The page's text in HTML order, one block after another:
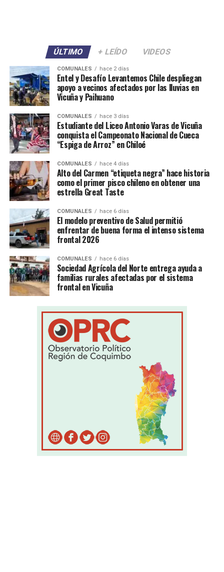
ÚLTIMO + LEÍDO VIDEOS
COMUNALES hace 2 días
Entel y Desafío Levantemos Chile despliegan
apoyo a vecinos afectados por las lluvias en
Vicuña y Paihuano
COMUNALES hace 3 días
Estudiante del Liceo Antonio Varas de Vicuña
conquista el Campeonato Nacional de Cueca
“Espiga de Arroz” en Chiloé
COMUNALES hace 4 días
Alto del Carmen “etiqueta negra” hace historia
como el primer pisco chileno en obtener una
estrella Great Taste
COMUNALES hace 6 días
El modelo preventivo de Salud permitió
enfrentar de buena forma el intenso sistema
frontal 2026
COMUNALES hace 6 días
Sociedad Agrícola del Norte entrega ayuda a
familias rurales afectadas por el sistema
frontal en Vicuña